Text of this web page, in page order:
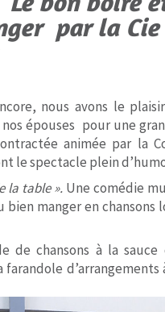
par la Cie
nous avons le
épouses pour une
animée par la
le spectacle plein
la table ». Une comédie
bien manger en chansons
de chansons à la sauce
d’arrangements